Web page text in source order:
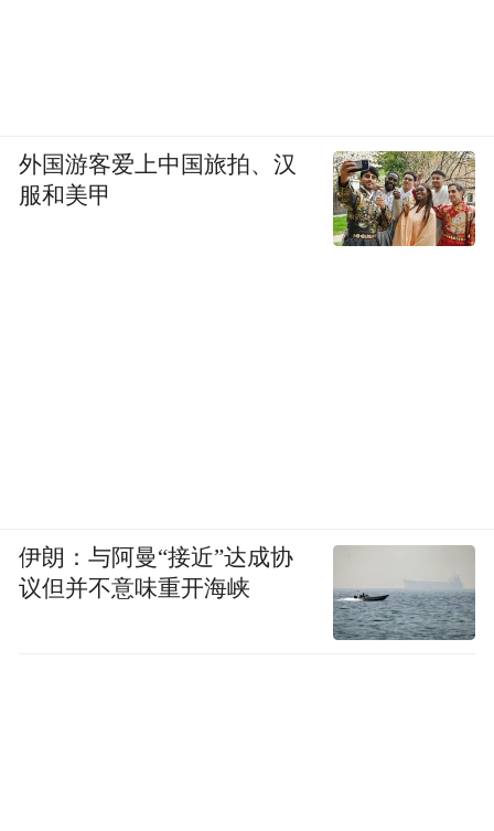
外国游客爱上中国旅拍、汉
服和美甲
伊朗：与阿曼“接近”达成协
议但并不意味重开海峡